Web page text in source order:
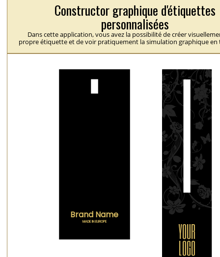
Constructor graphique d'étiquettes
personnalisées
Dans cette application, vous avez la possibilité de créer
propre étiquette et de voir pratiquement la simulation graphique en